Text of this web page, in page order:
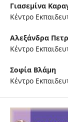
Γιασεμίνα
Κέντρο
Αλεξάνδρα
Κέντρο
Σοφία Βλάμη
Κέντρο